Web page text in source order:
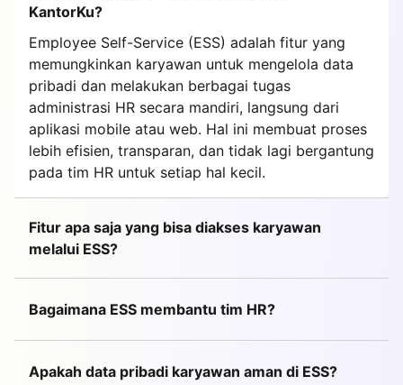
KantorKu?
Employee Self-Service (ESS) adalah fitur yang
memungkinkan karyawan untuk mengelola data
pribadi dan melakukan berbagai tugas
administrasi HR secara mandiri, langsung dari
aplikasi mobile atau web. Hal ini membuat proses
lebih efisien, transparan, dan tidak lagi bergantung
pada tim HR untuk setiap hal kecil.
Fitur apa saja yang bisa diakses karyawan
melalui ESS?
Bagaimana ESS membantu tim HR?
Apakah data pribadi karyawan aman di ESS?